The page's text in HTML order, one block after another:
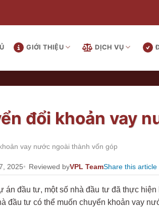
GIỚI THIỆU DỊCH VỤ
đổi khoản vay
vay nước ngoài thành vốn góp
2025 Reviewed byVPL TeamShare this article
án đầu tư, một số nhà đầu tư đã thực
đầu tư có thể muốn chuyển khoản vay